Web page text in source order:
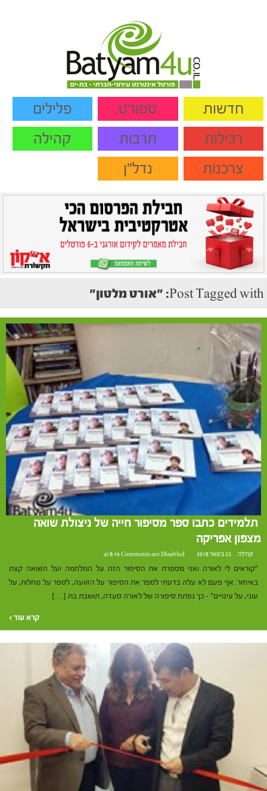
חדשות ספורט
פלילים
רכילות
תרבות
קהילה
צרכנות
נדל"ן
Post Tagged with: "אורט מלטון"
תלמידים כתבו ספר מסיפור חייה של ניצולת שואה
מצפון אפריקה
קהילה 22 בינואר 2018 at 8:16 Comments are Disabled
"קוראים לי לאורה ואני מספרת את הסיפור הזה על המלחמה ועל השואה קצת
באיחור. אף פעם לא עלה בדעתי לספר את הסיפור על הזוועה, לספר על מחלות, על
עוני, על עינויים" – כך נפתח סיפורה של לאורה סעדה, תושבת בת […]
קרא עוד ›